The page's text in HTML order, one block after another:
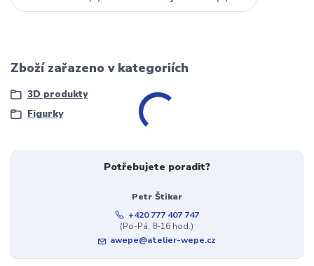
Zboží zařazeno v kategoriích
3D produkty
Figurky
Potřebujete poradit?
Petr Štikar
+420 777 407 747
(Po-Pá, 8-16 hod.)
awepe@atelier-wepe.cz